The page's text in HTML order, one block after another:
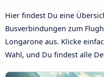
Hier findest Du eine
Busverbindungen zum
Longarone aus. Klicke
Wahl, und Du findest alle